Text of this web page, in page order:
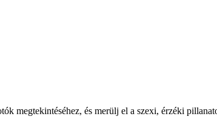
megtekintéséhez, és merülj el a szexi, érzéki